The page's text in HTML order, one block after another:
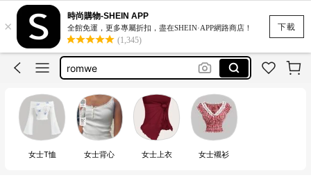
下載
×
時尚購物-SHEIN APP
全館免運，更多專屬折扣，盡在SHEIN·APP網路商店！
(1,345)
bikini
motf
romwe
women clothing casual
bikini
motf
女士T恤 女士背心 女士上衣 女士襯衫